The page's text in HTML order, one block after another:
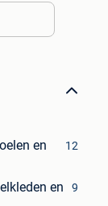
en
12
en
9